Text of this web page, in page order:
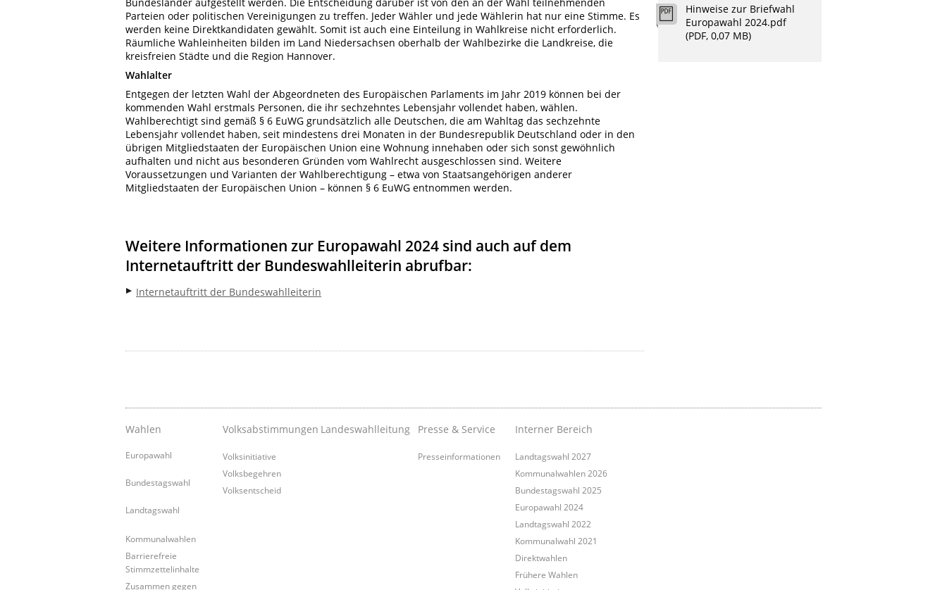
Parteien oder politischen Vereinigungen zu treffen. Jeder Wähler und jede Wählerin hat nur eine Stimme. Es
werden keine Direktkandidaten gewählt. Somit ist auch eine Einteilung in Wahlkreise nicht erforderlich.
Räumliche Wahleinheiten bilden im Land Niedersachsen oberhalb der Wahlbezirke die Landkreise, die
kreisfreien Städte und die Region Hannover.
Wahlalter
Entgegen der letzten Wahl der Abgeordneten des Europäischen Parlaments im Jahr 2019 können bei der
kommenden Wahl erstmals Personen, die ihr sechzehntes Lebensjahr vollendet haben, wählen.
Wahlberechtigt sind gemäß § 6 EuWG grundsätzlich alle Deutschen, die am Wahltag das sechzehnte
Lebensjahr vollendet haben, seit mindestens drei Monaten in der Bundesrepublik Deutschland oder in den
übrigen Mitgliedstaaten der Europäischen Union eine Wohnung innehaben oder sich sonst gewöhnlich
aufhalten und nicht aus besonderen Gründen vom Wahlrecht ausgeschlossen sind. Weitere
Voraussetzungen und Varianten der Wahlberechtigung – etwa von Staatsangehörigen anderer
Mitgliedstaaten der Europäischen Union – können § 6 EuWG entnommen werden.
Weitere Informationen zur Europawahl 2024 sind auch auf dem
Internetauftritt der Bundeswahlleiterin abrufbar:
Internetauftritt der Bundeswahlleiterin
Hinweise zur Briefwahl
Europawahl 2024.pdf
(PDF, 0,07 MB)
Wahlen
Europawahl
Bundestagswahl
Landtagswahl
Kommunalwahlen
Barrierefreie
Stimmzettelinhalte
Zusammen gegen
Volksabstimmungen
Volksinitiative
Volksbegehren
Volksentscheid
Landeswahlleitung Presse & Service
Presseinformationen
Interner Bereich
Landtagswahl 2027
Kommunalwahlen 2026
Bundestagswahl 2025
Europawahl 2024
Landtagswahl 2022
Kommunalwahl 2021
Direktwahlen
Frühere Wahlen